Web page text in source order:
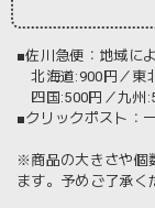
■佐川急便：地域に
北海道:900円／東
四国:500円／九州
■クリックポスト：
※商品の大きさや個
ます。予めご了承く